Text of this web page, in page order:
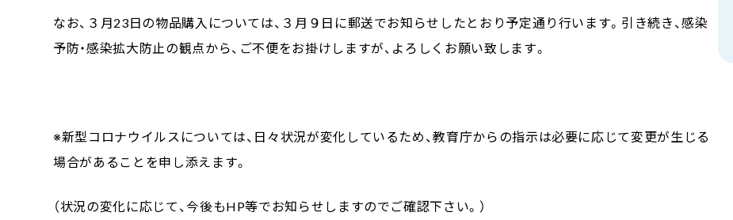
なお、３月23日の物品購入については、３月９日に郵送でお知らせしたとおり予定通り行います。引き続き、感染
予防・感染拡大防止の観点から、ご不便をお掛けしますが、よろしくお願い致します。
※新型コロナウイルスについては、日々状況が変化しているため、教育庁からの指示は必要に応じて変更が生じる
場合があることを申し添えます。
（状況の変化に応じて、今後もHP等でお知らせしますのでご確認下さい。）